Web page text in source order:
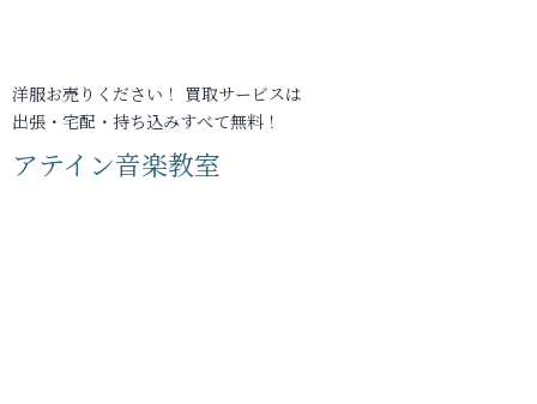
洋服お売りください！ 買取サービスは
出張・宅配・持ち込みすべて無料！
アテイン音楽教室